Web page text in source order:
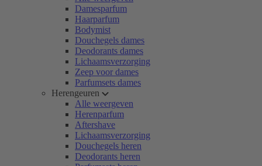
Damesparfum
Haarparfum
Bodymist
Douchegels dames
Deodorants dames
Lichaamsverzorging
Zeep voor dames
Parfumsets dames
Herengeuren
Alle weergeven
Herenparfum
Aftershave
Lichaamsverzorging
Douchegels heren
Deodorants heren